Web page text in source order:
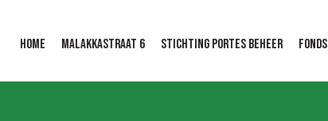
Home Malakkastraat 6 Stichting portes beheer Fonds